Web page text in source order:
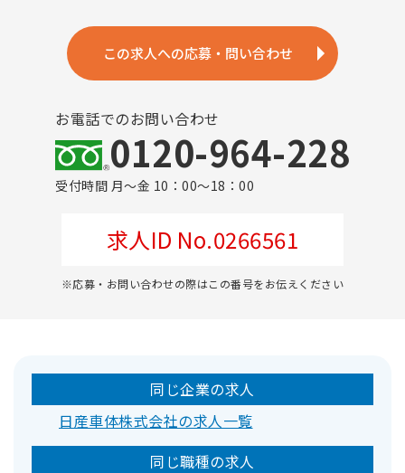
この求人への応募・問い合わせ
お電話でのお問い合わせ
0120-964-228
受付時間 月～金 10：00～18：00
求人ID No.0266561
※応募・お問い合わせの際はこの番号をお伝えください
同じ企業の求人
日産車体株式会社の求人一覧
同じ職種の求人